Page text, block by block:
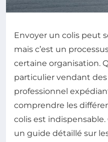
Envoyer un colis peut
mais c’est un
certaine organisation.
particulier vendant
professionnel
comprendre les
colis est
un guide détaillé sur